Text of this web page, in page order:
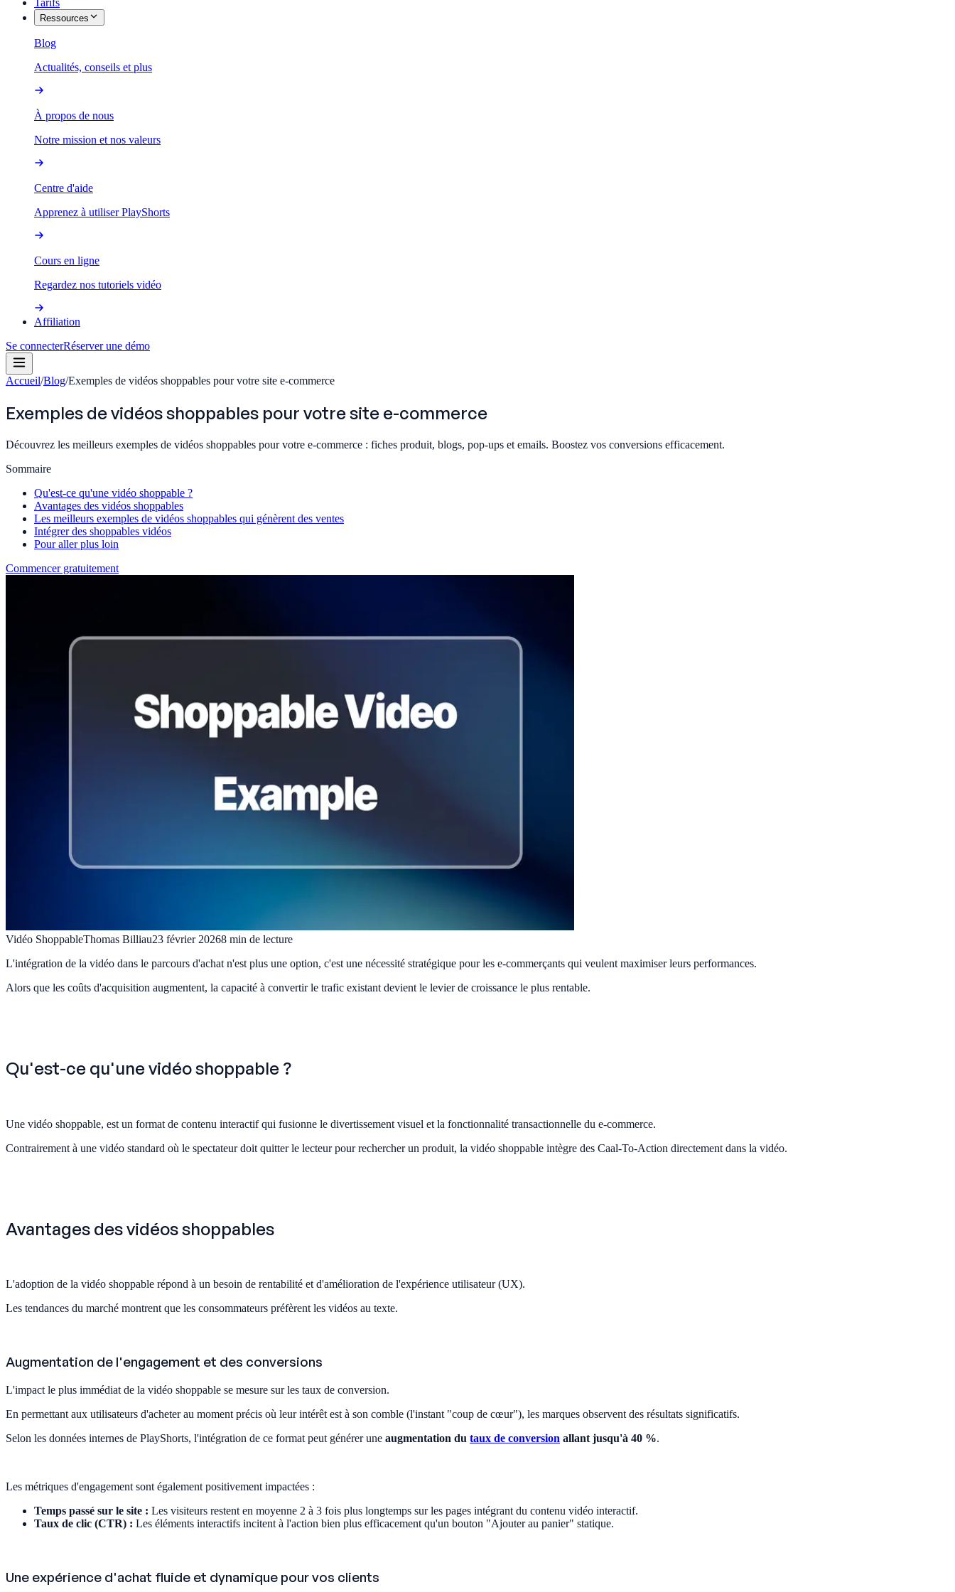
Tarifs
Ressources
Blog
Actualités, conseils et plus
À propos de nous
Notre mission et nos valeurs
Centre d'aide
Apprenez à utiliser PlayShorts
Cours en ligne
Regardez nos tutoriels vidéo
Affiliation
Se connecterRéserver une démo
Accueil/Blog/Exemples de vidéos shoppables pour votre site e-commerce
Exemples de vidéos shoppables pour votre site e-commerce
Découvrez les meilleurs exemples de vidéos shoppables pour votre e-commerce : fiches produit, blogs, pop-ups et emails. Boostez vos conversions efficacement.
Sommaire
Qu'est-ce qu'une vidéo shoppable ?
Avantages des vidéos shoppables
Les meilleurs exemples de vidéos shoppables qui génèrent des ventes
Intégrer des shoppables vidéos
Pour aller plus loin
Commencer gratuitement
Vidéo ShoppableThomas Billiau23 février 20268 min de lecture
L'intégration de la vidéo dans le parcours d'achat n'est plus une option, c'est une nécessité stratégique pour les e-commerçants qui veulent maximiser leurs performances.
Alors que les coûts d'acquisition augmentent, la capacité à convertir le trafic existant devient le levier de croissance le plus rentable.
Qu'est-ce qu'une vidéo shoppable ?
Une vidéo shoppable, est un format de contenu interactif qui fusionne le divertissement visuel et la fonctionnalité transactionnelle du e-commerce.
Contrairement à une vidéo standard où le spectateur doit quitter le lecteur pour rechercher un produit, la vidéo shoppable intègre des Caal-To-Action directement dans la vidéo.
Avantages des vidéos shoppables
L'adoption de la vidéo shoppable répond à un besoin de rentabilité et d'amélioration de l'expérience utilisateur (UX).
Les tendances du marché montrent que les consommateurs préfèrent les vidéos au texte.
Augmentation de l'engagement et des conversions
L'impact le plus immédiat de la vidéo shoppable se mesure sur les taux de conversion.
En permettant aux utilisateurs d'acheter au moment précis où leur intérêt est à son comble (l'instant "coup de cœur"), les marques observent des résultats significatifs.
Selon les données internes de PlayShorts, l'intégration de ce format peut générer une augmentation du taux de conversion allant jusqu'à 40 %.
Les métriques d'engagement sont également positivement impactées :
Temps passé sur le site : Les visiteurs restent en moyenne 2 à 3 fois plus longtemps sur les pages intégrant du contenu vidéo interactif.
Taux de clic (CTR) : Les éléments interactifs incitent à l'action bien plus efficacement qu'un bouton "Ajouter au panier" statique.
Une expérience d'achat fluide et dynamique pour vos clients